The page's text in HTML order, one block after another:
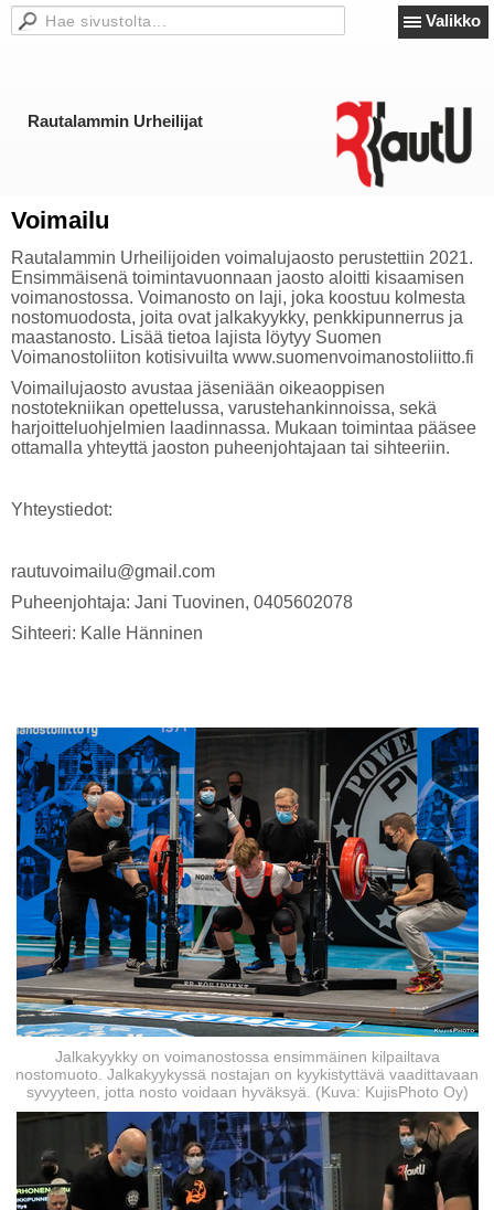
Valikko
Rautalammin Urheilijat
Voimailu
Rautalammin Urheilijoiden voimalujaosto perustettiin 2021.
Ensimmäisenä toimintavuonnaan jaosto aloitti kisaamisen
voimanostossa. Voimanosto on laji, joka koostuu kolmesta
nostomuodosta, joita ovat jalkakyykky, penkkipunnerrus ja
maastanosto. Lisää tietoa lajista löytyy Suomen
Voimanostoliiton kotisivuilta www.suomenvoimanostoliitto.fi
Voimailujaosto avustaa jäseniään oikeaoppisen
nostotekniikan opettelussa, varustehankinnoissa, sekä
harjoitteluohjelmien laadinnassa. Mukaan toimintaa pääsee
ottamalla yhteyttä jaoston puheenjohtajaan tai sihteeriin.
Yhteystiedot:
rautuvoimailu@gmail.com
Puheenjohtaja: Jani Tuovinen, 0405602078
Sihteeri: Kalle Hänninen
Jalkakyykky on voimanostossa ensimmäinen kilpailtava
nostomuoto. Jalkakyykyssä nostajan on kyykistyttävä vaadittavaan
syvyyteen, jotta nosto voidaan hyväksyä. (Kuva: KujisPhoto Oy)